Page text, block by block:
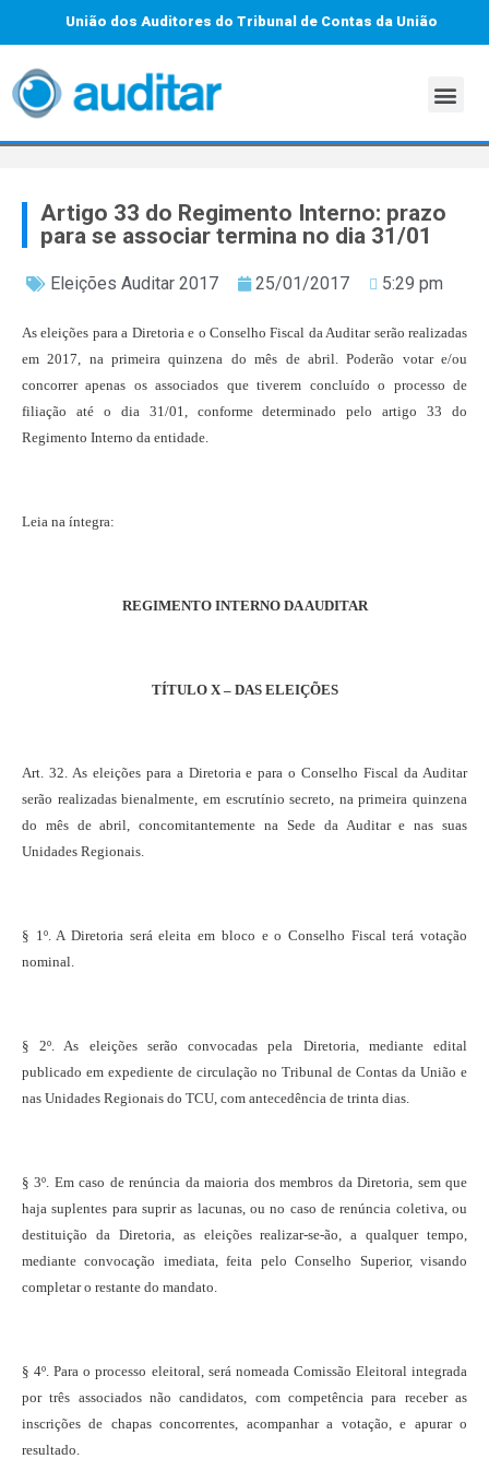
União dos Auditores do Tribunal de Contas da União
Artigo 33 do Regimento Interno: prazo
para se associar termina no dia 31/01
Eleições Auditar 2017 25/01/2017 5:29 pm
As eleições para a Diretoria e o Conselho Fiscal da Auditar serão realizadas
em 2017, na primeira quinzena do mês de abril. Poderão votar e/ou
concorrer apenas os associados que tiverem concluído o processo de
filiação até o dia 31/01, conforme determinado pelo artigo 33 do
Regimento Interno da entidade.
Leia na íntegra:
REGIMENTO INTERNO DA AUDITAR
TÍTULO X – DAS ELEIÇÕES
Art. 32. As eleições para a Diretoria e para o Conselho Fiscal da Auditar
serão realizadas bienalmente, em escrutínio secreto, na primeira quinzena
do mês de abril, concomitantemente na Sede da Auditar e nas suas
Unidades Regionais.
§ 1º. A Diretoria será eleita em bloco e o Conselho Fiscal terá votação
nominal.
§ 2º. As eleições serão convocadas pela Diretoria, mediante edital
publicado em expediente de circulação no Tribunal de Contas da União e
nas Unidades Regionais do TCU, com antecedência de trinta dias.
§ 3º. Em caso de renúncia da maioria dos membros da Diretoria, sem que
haja suplentes para suprir as lacunas, ou no caso de renúncia coletiva, ou
destituição da Diretoria, as eleições realizar-se-ão, a qualquer tempo,
mediante convocação imediata, feita pelo Conselho Superior, visando
completar o restante do mandato.
§ 4º. Para o processo eleitoral, será nomeada Comissão Eleitoral integrada
por três associados não candidatos, com competência para receber as
inscrições de chapas concorrentes, acompanhar a votação, e apurar o
resultado.